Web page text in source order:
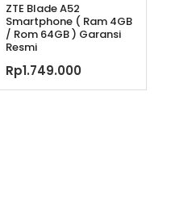
ZTE Blade A52
Smartphone ( Ram 4GB
/ Rom 64GB ) Garansi
Resmi
Rp1.749.000